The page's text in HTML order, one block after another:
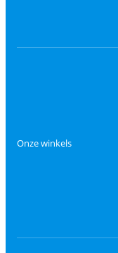
Onze winkels